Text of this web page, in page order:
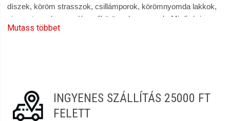
díszek, köröm strasszok, csillámporok, körömnyomda lakkok,
pigment porok, porcelán műköröm alapanyagok. Minőségi
termékek. Műkörmös asztalok, alap-és fedőlakkok, fedőfények,
elégedettség, gyors és kényelmes vásárlás a Szendrei
Szépségcikk webáruházban |szepsegcikk.hu
Mutass többet
INGYENES SZÁLLÍTÁS 25000 FT
FELETT